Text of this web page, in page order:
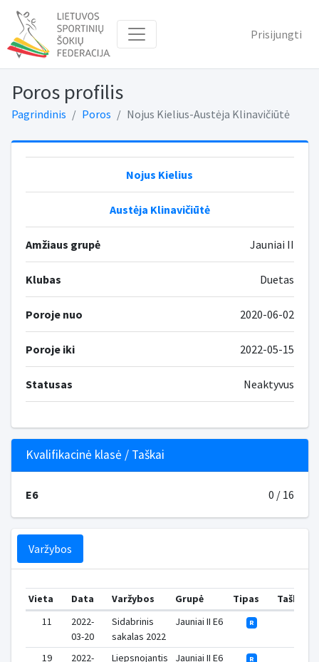
Prisijungti
Poros profilis
Pagrindinis Poros Nojus Kielius-Austėja Klinavičiūtė
Nojus Kielius
Austėja Klinavičiūtė
Amžiaus grupė Jauniai II
Klubas Duetas
Poroje nuo 2020-06-02
Poroje iki 2022-05-15
Statusas Neaktyvus
Kvalifikacinė klasė / Taškai
E6 0 / 16
Varžybos
Vieta Data Varžybos Grupė Tipas
Taškai
11
2022-
03-20
Sidabrinis
sakalas 2022
Jauniai II E6 R
19
2022-
Liepsnojantis
Jauniai II E6
R